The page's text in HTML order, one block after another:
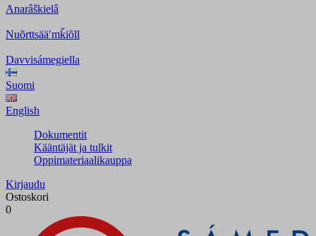
Anarâškielâ
Nuõrttsääʹmǩiõll
Davvisámegiella
Suomi
English
Dokumentit
Kääntäjät ja tulkit
Oppimateriaalikauppa
Kirjaudu
Ostoskori
0